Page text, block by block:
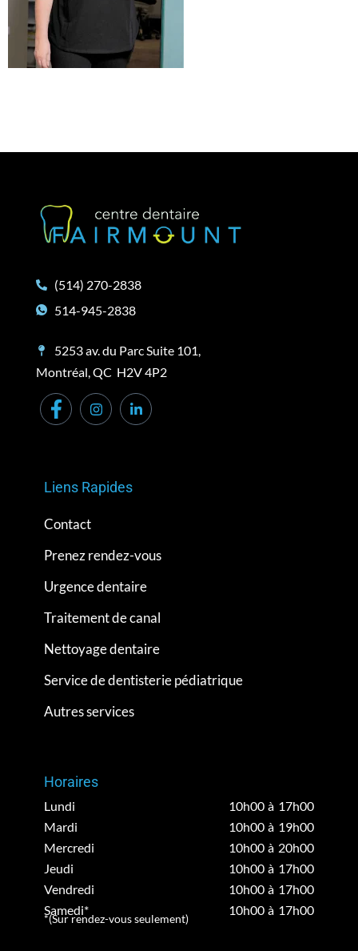
(514) 270-2838
514-945-2838
5253 av. du Parc Suite 101,
Montréal, QC H2V 4P2
Liens Rapides
Contact
Prenez rendez-vous
Urgence dentaire
Traitement de canal
Nettoyage dentaire
Service de dentisterie pédiatrique
Autres services
Horaires
Lundi
10h00 à 17h00
Mardi
10h00 à 19h00
Mercredi
10h00 à 20h00
Jeudi
10h00 à 17h00
Vendredi
10h00 à 17h00
Samedi*
10h00 à 17h00
*(Sur rendez-vous seulement)